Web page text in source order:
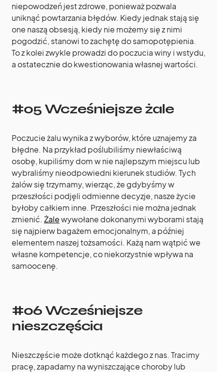
niepowodzeń jest zdrowe, ponieważ pozwala
uniknąć powtarzania błędów. Kiedy jednak stają się
one naszą obsesją, kiedy nie możemy się z nimi
pogodzić, stanowi to zachętę do samopotępienia.
To z kolei zwykle prowadzi do poczucia winy i wstydu,
a ostatecznie do kwestionowania własnej wartości.
#05 Wcześniejsze żale
Poczucie żalu wynika z wyborów, które uznajemy za
błędne. Na przykład poślubiliśmy niewłaściwą
osobę, kupiliśmy dom w nie najlepszym miejscu lub
wybraliśmy nieodpowiedni kierunek studiów. Tych
żalów się trzymamy, wierząc, że gdybyśmy w
przeszłości podjęli odmienne decyzje, nasze życie
byłoby całkiem inne. Przeszłości nie można jednak
zmienić. Żalewywołane dokonanymi wyborami stają
się najpierw bagażem emocjonalnym, a później
elementem naszej tożsamości. Każą nam wątpić we
własne kompetencje, co niekorzystnie wpływa na
samoocenę.
#06 Wcześniejsze
nieszczęścia
Nieszczęście może dotknąć każdego z nas. Tracimy
pracę, zapadamy na wyniszczające choroby lub